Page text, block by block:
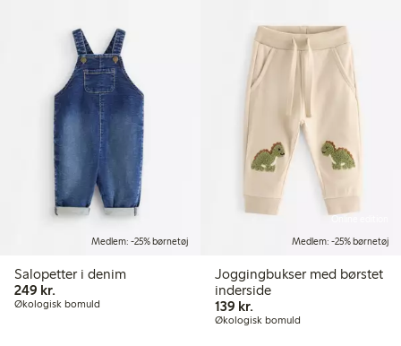
Medlem: -25% børnetøj
Salopetter i denim
249 kr.
Økologisk bomuld
Medlem: -25% børnetøj
Joggingbukser med børstet
inderside
139 kr.139,00 kr.
Økologisk bomuld